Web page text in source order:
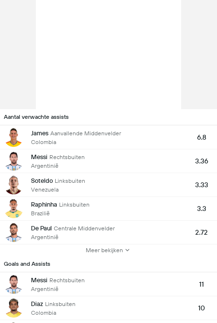
Aantal verwachte assists
James Aanvallende Middenvelder
Colombia
6.8
Messi Rechtsbuiten
Argentinië
3.36
Soteldo Linksbuiten
Venezuela
3.33
Raphinha Linksbuiten
Brazilië
3.3
De Paul Centrale Middenvelder
Argentinië
2.72
Meer bekijken
Goals and Assists
Messi Rechtsbuiten
Argentinië
11
Diaz Linksbuiten
Colombia
10